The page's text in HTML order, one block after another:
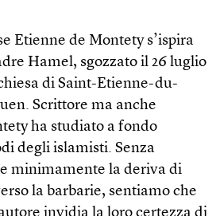
Etienne de Montety s’ispira
Hamel, sgozzato il 26 luglio
di Saint-Etienne-du-
Scrittore ma anche
ha studiato a fondo
degli islamisti. Senza
minimamente la deriva di
la barbarie, sentiamo che